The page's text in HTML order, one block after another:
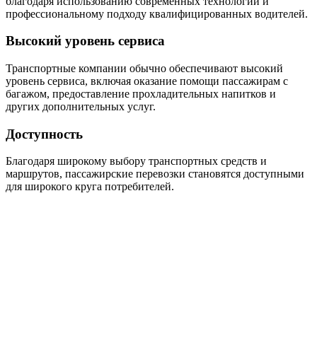
профессиональному подходу квалифицированных водителей.
Высокий уровень сервиса
Транспортные компании обычно обеспечивают высокий
уровень сервиса, включая оказание помощи пассажирам с
багажом, предоставление прохладительных напитков и
других дополнительных услуг.
Доступность
Благодаря широкому выбору транспортных средств и
маршрутов, пассажирские перевозки становятся доступными
для широкого круга потребителей.